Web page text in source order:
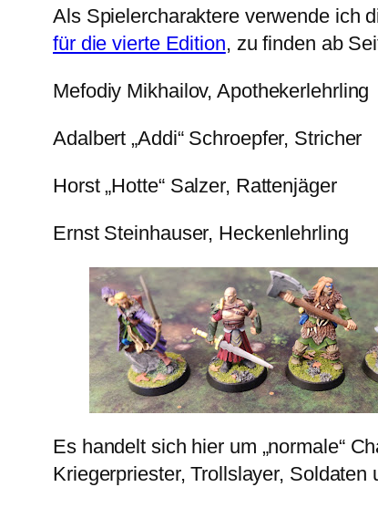
Als Spielercharaktere verwende ich
für die vierte Edition, zu finden ab
Mefodiy Mikhailov, Apothekerlehrling
Adalbert „Addi“ Schroepfer, Stricher
Horst „Hotte“ Salzer, Rattenjäger
Ernst Steinhauser, Heckenlehrling
Es handelt sich hier um „normale“
Kriegerpriester, Trollslayer,